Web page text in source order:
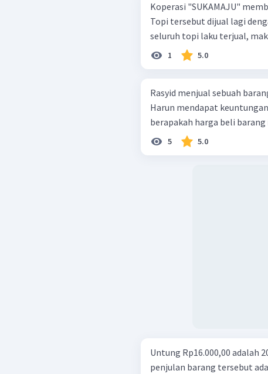
Koperasi "SUKAMAJU"
Topi tersebut dijual lagi
seluruh topi laku terjual,
1 5.0
Rasyid menjual sebuah
Harun mendapat
berapakah harga beli barang
5 5.0
Untung Rp16.000,00 adalah
penjulan barang tersebut